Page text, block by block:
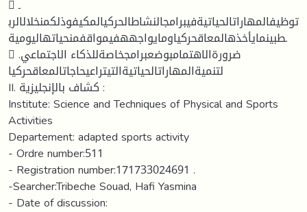
 ـ
توظيفالمهاراتالحياتيةفيبرامجالنشاطالحركيالمكيفوذلكمنخلالالرب
طبينمايأخذهالمعاقحركياومايواجههفيمواقفمنحياتهاليومية.
 .ضرورةالاهتمامبوضعبرامجخاصةللذكاء الاجتماعي
لتنميةالمهاراتالحياتيةالتيتراعيحاجاتالمعاقحركيا
II. كشاف بالإنجليزية :
Institute: Science and Techniques of Physical and Sports
Activities
Departement: adapted sports activity
- Ordre number:511
- Registration number:171733024691 .
-Searcher:Tribeche Souad, Hafi Yasmina
- Date of discussion: